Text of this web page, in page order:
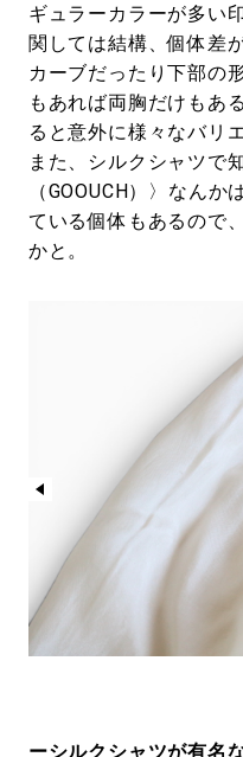
ギュラーカラーが多い
関しては結構、個体差
カーブだったり下部の
もあれば両胸だけもあ
ると意外に様々なバリ
また、シルクシャツで
（GOOUCH）〉なん
ている個体もあるので
かと。
ーシルクシャツが有名